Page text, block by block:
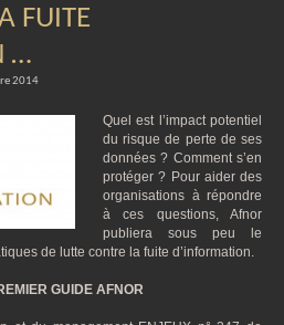
FUITE
…
2014
Quel est l’impact potentiel
du risque de perte de ses
données ? Comment s’en
protéger ? Pour aider des
organisations à répondre
à ces questions, Afnor
publiera sous peu le
de lutte contre la fuite d’information.
GUIDE AFNOR